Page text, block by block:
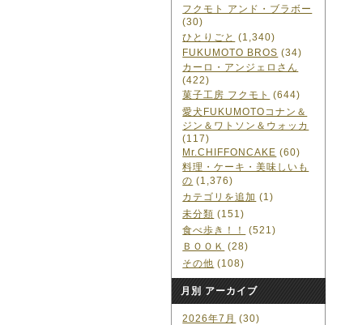
フクモト アンド・ブラボー
(30)
ひとりごと (1,340)
FUKUMOTO BROS (34)
カーロ・アンジェロさん
(422)
菓子工房 フクモト (644)
愛犬FUKUMOTOコナン＆
ジン＆ワトソン＆ウォッカ
(117)
Mr.CHIFFONCAKE (60)
料理・ケーキ・美味しいも
の (1,376)
カテゴリを追加 (1)
未分類 (151)
食べ歩き！！
(521)
ＢＯＯＫ (28)
その他 (108)
月別 アーカイブ
2026年7月 (30)